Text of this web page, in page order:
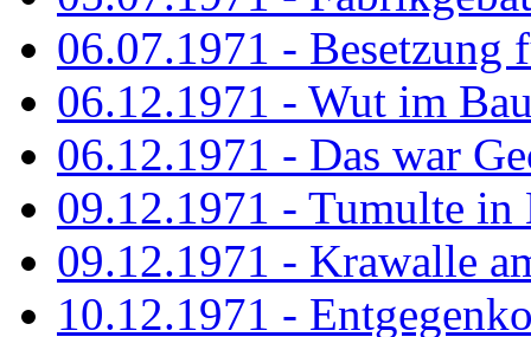
06.07.1971 - Besetzung
06.12.1971 - Wut im
06.12.1971 - Das war
09.12.1971 - Tumulte in
09.12.1971 - Krawalle
10.12.1971 -